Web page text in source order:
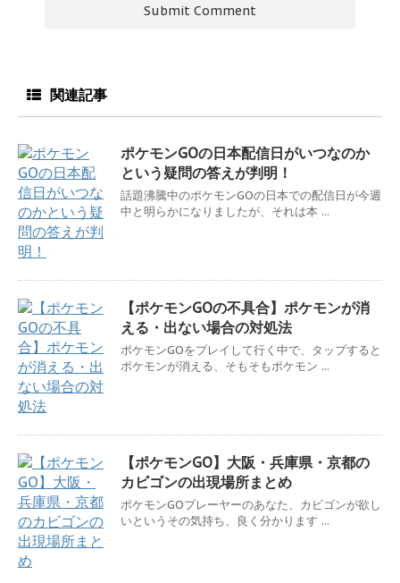
関連記事
ポケモンGOの日本配信日がいつなのか
という疑問の答えが判明！
話題沸騰中のポケモンGOの日本での配信日が今週
中と明らかになりましたが、それは本 ...
【ポケモンGOの不具合】ポケモンが消
える・出ない場合の対処法
ポケモンGOをプレイして行く中で、タップすると
ポケモンが消える、そもそもポケモン ...
【ポケモンGO】大阪・兵庫県・京都の
カビゴンの出現場所まとめ
ポケモンGOプレーヤーのあなた、カビゴンが欲し
いというその気持ち、良く分かります ...